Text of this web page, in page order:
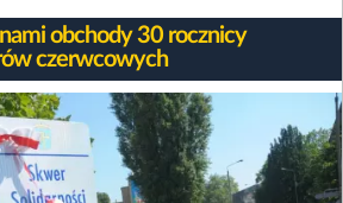
nami obchody 30 rocznicy
czerwcowych